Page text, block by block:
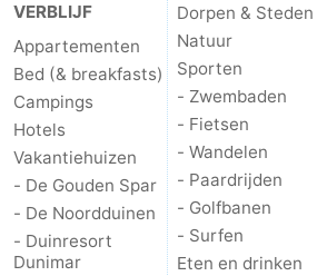
VERBLIJF
Appartementen
Bed (& breakfasts)
Campings
Hotels
Vakantiehuizen
- De Gouden Spar
- De Noordduinen
- Duinresort
Dunimar
Dorpen & Steden
Natuur
Sporten
- Zwembaden
- Fietsen
- Wandelen
- Paardrijden
- Golfbanen
- Surfen
Eten en drinken